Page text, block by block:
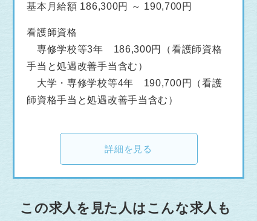
基本月給額 186,300円 ～ 190,700円
看護師資格
専修学校等3年 186,300円（看護師資格
手当と処遇改善手当含む）
大学・専修学校等4年 190,700円（看護
師資格手当と処遇改善手当含む）
詳細を見る
この求人を見た人はこんな求人も